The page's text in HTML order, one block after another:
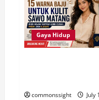
Penyakit
Jantung
dan
Kanker
pada
2045,
Gaya Hidup
commonssight July